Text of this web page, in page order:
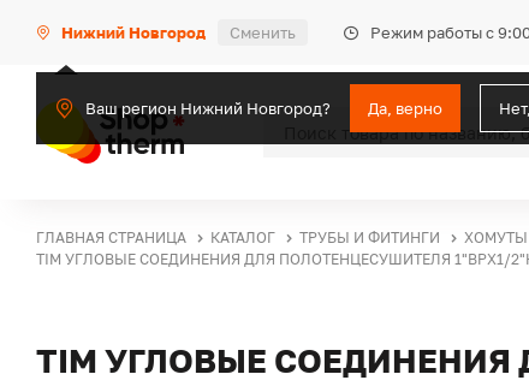
Нижний Новгород Сменить Режим работы с
Ваш регион Нижний Новгород? Да, верно
ГЛАВНАЯ СТРАНИЦА КАТАЛОГ ТРУБЫ И ФИТИНГИ ХОМУТЫ
TIM УГЛОВЫЕ СОЕДИНЕНИЯ ДЛЯ ПОЛОТЕНЦЕСУШИТЕЛЯ 1"ВРХ1/
TIM УГЛОВЫЕ